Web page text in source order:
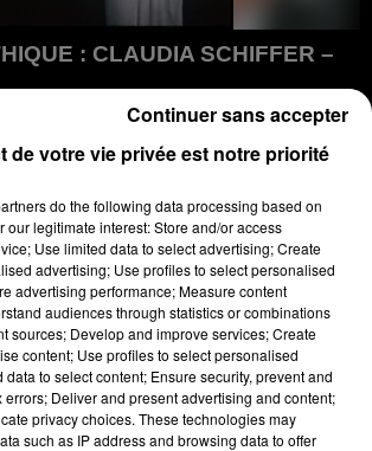
: CLAUDIA SCHIFFER –
: Claudia Schiffer – Eine Ikone
de votre vie privée est notre priorité
do the following data processing based on
our legitimate interest: Store and/or access
Use limited data to select advertising; Create
advertising; Use profiles to select personalised
advertising performance; Measure content
audiences through statistics or combinations
sources; Develop and improve services; Create
content; Use profiles to select personalised
data to select content; Ensure security, prevent and
errors; Deliver and present advertising and content;
privacy choices. These technologies may
such as IP address and browsing data to offer
Continuer sans accepter